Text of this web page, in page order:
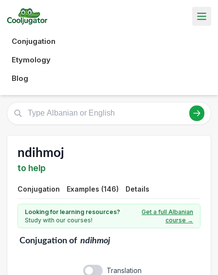
Conjugation
Etymology
Blog
ndihmoj
to help
Conjugation Examples (146) Details
Looking for learning resources?
Study with our courses!
Get a full Albanian
course →
Conjugationof ndihmoj
Translation